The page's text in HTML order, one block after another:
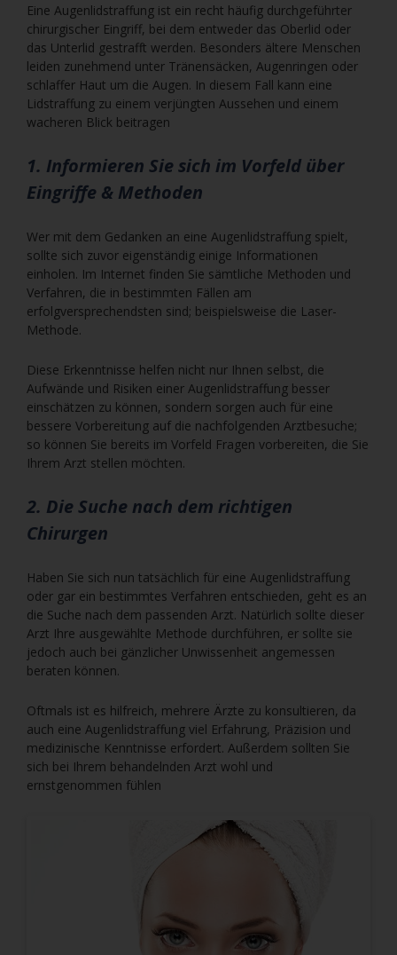
Eine Augenlidstraffung ist ein recht häufig durchgeführter
chirurgischer Eingriff, bei dem entweder das Oberlid oder
das Unterlid gestrafft werden. Besonders ältere Menschen
leiden zunehmend unter Tränensäcken, Augenringen oder
schlaffer Haut um die Augen. In diesem Fall kann eine
Lidstraffung zu einem verjüngten Aussehen und einem
wacheren Blick beitragen
1. Informieren Sie sich im Vorfeld über
Eingriffe & Methoden
Wer mit dem Gedanken an eine Augenlidstraffung spielt,
sollte sich zuvor eigenständig einige Informationen
einholen. Im Internet finden Sie sämtliche Methoden und
Verfahren, die in bestimmten Fällen am
erfolgversprechendsten sind; beispielsweise die Laser-
Methode.
Diese Erkenntnisse helfen nicht nur Ihnen selbst, die
Aufwände und Risiken einer Augenlidstraffung besser
einschätzen zu können, sondern sorgen auch für eine
bessere Vorbereitung auf die nachfolgenden Arztbesuche;
so können Sie bereits im Vorfeld Fragen vorbereiten, die Sie
Ihrem Arzt stellen möchten.
2. Die Suche nach dem richtigen
Chirurgen
Haben Sie sich nun tatsächlich für eine Augenlidstraffung
oder gar ein bestimmtes Verfahren entschieden, geht es an
die Suche nach dem passenden Arzt. Natürlich sollte dieser
Arzt Ihre ausgewählte Methode durchführen, er sollte sie
jedoch auch bei gänzlicher Unwissenheit angemessen
beraten können.
Oftmals ist es hilfreich, mehrere Ärzte zu konsultieren, da
auch eine Augenlidstraffung viel Erfahrung, Präzision und
medizinische Kenntnisse erfordert. Außerdem sollten Sie
sich bei Ihrem behandelnden Arzt wohl und
ernstgenommen fühlen